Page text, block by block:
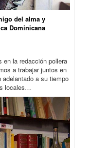
del alma y
Dominicana
la redacción pollera
a trabajar juntos en
a su tiempo
locales…